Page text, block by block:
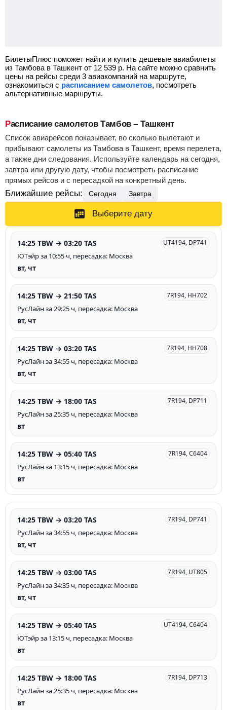
БилетыПлюс поможет найти и купить дешевые авиабилеты
из Тамбова в Ташкент от 12 539 р. На сайте можно сравнить
цены на рейсы среди 3 авиакомпаний на маршруте,
ознакомиться с расписанием самолетов, посмотреть
альтернативные маршруты.
Расписание самолетов Тамбов – Ташкент
Список авиарейсов показывает, во сколько вылетают и
прибывают самолеты из Тамбова в Ташкент, время перелета,
а также дни следования. Используйте календарь на сегодня,
завтра или другую дату, чтобы посмотреть расписание
прямых рейсов и с пересадкой на конкретный день.
Ближайшие рейсы: Сегодня Завтра
Выберите дату
14:25 TBW → 03:20 TAS UT4194, DP741
ЮТэйр за 10:55 ч, пересадка: Москва
вт, чт
14:25 TBW → 21:50 TAS 7R194, HH702
РусЛайн за 29:25 ч, пересадка: Москва
вт, чт
14:25 TBW → 03:20 TAS 7R194, HH708
РусЛайн за 34:55 ч, пересадка: Москва
вт, чт
14:25 TBW → 18:00 TAS 7R194, DP711
РусЛайн за 25:35 ч, пересадка: Москва
вт
14:25 TBW → 05:40 TAS 7R194, C6404
РусЛайн за 13:15 ч, пересадка: Москва
вт
14:25 TBW → 03:20 TAS 7R194, DP741
РусЛайн за 34:55 ч, пересадка: Москва
вт, чт
14:25 TBW → 03:00 TAS 7R194, UT805
РусЛайн за 34:35 ч, пересадка: Москва
вт, чт
14:25 TBW → 05:40 TAS UT4194, C6404
ЮТэйр за 13:15 ч, пересадка: Москва
вт
14:25 TBW → 18:00 TAS 7R194, DP713
РусЛайн за 25:35 ч, пересадка: Москва
вт